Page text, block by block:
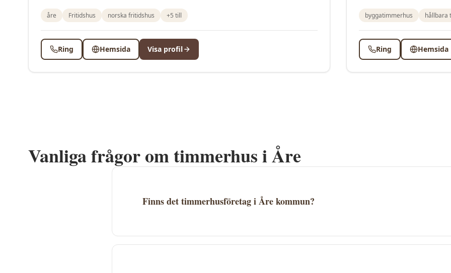
åre Fritidshus norska fritidshus +5 till
Ring Hemsida Visa profil
byggatimmerhus hållbara
Ring Hemsida
Vanliga frågor om timmerhus iÅre
Finns det timmerhusföretag i Åre kommun?
sidan.